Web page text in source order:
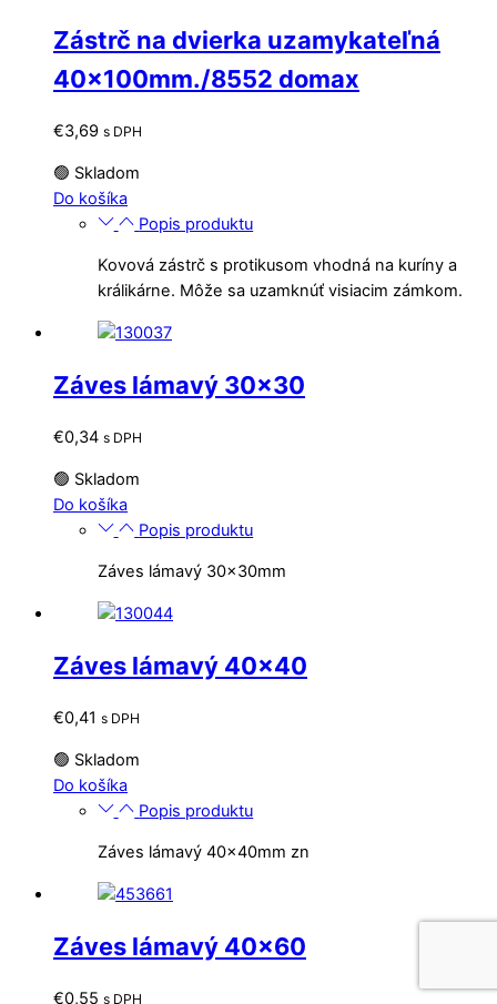
vybrať
stránke
Zástrč na dvierka uzamykateľná
40x100mm./8552 domax
€3,69 s DPH
🟢 Skladom
Do košíka
Popis produktu
Kovová zástrč s protikusom vhodná na kuríny a
králikárne. Môže sa uzamknúť visiacim zámkom.
Záves lámavý 30×30
€0,34 s DPH
🟢 Skladom
Do košíka
Popis produktu
Záves lámavý 30x30mm
Záves lámavý 40×40
€0,41 s DPH
🟢 Skladom
Do košíka
Popis produktu
Záves lámavý 40x40mm zn
Záves lámavý 40×60
€0,55 s DPH